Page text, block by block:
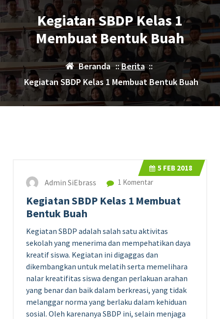
Kegiatan SBDP Kelas 1
Membuat Bentuk Buah
Beranda ::Berita::
Kegiatan SBDP Kelas 1 Membuat Bentuk Buah
5 FEB 2018
Admin SiEbrass 1 Komentar
Kegiatan SBDP Kelas 1 Membuat
Bentuk Buah
Kegiatan SBDP adalah salah satu aktivitas
sekolah yang menerima dan mempehatikan daya
kreatif siswa. Kegiatan ini digaggas dan
dikembangkan untuk melatih serta memelihara
nalar kreatifitas siswa dengan perlakuan arahan
yang benar dan baik dalam berkreasi, yang tidak
melanggar norma yang berlaku dalam kehiduan
sosial. Oleh karenanya SBDP ini, selain menjaga